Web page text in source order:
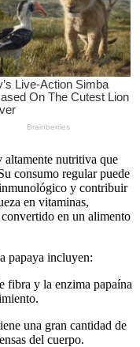
altamente nutritiva que
consumo regular puede
y contribuir
en vitaminas,
en un alimento
papaya incluyen:
fibra y la enzima papaína
una gran cantidad de
del cuerpo.